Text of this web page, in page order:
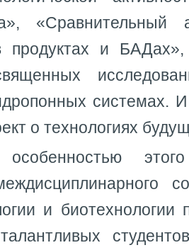
«Сравнительный
и БАДах»,
системах.
о технологиях
и биотехнологии